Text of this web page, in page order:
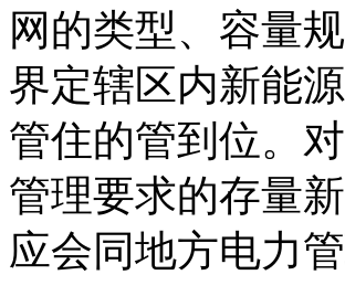
网的类型、容量
界定辖区内新能
管住的管到位。
管理要求的存量
应会同地方电力